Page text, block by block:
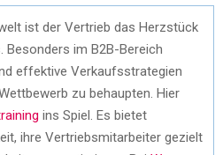
ist der Vertrieb das Herzstück
Besonders im B2B-Bereich
effektive Verkaufsstrategien
zu behaupten. Hier
ins Spiel. Es bietet
ihre Vertriebsmitarbeiter gezielt